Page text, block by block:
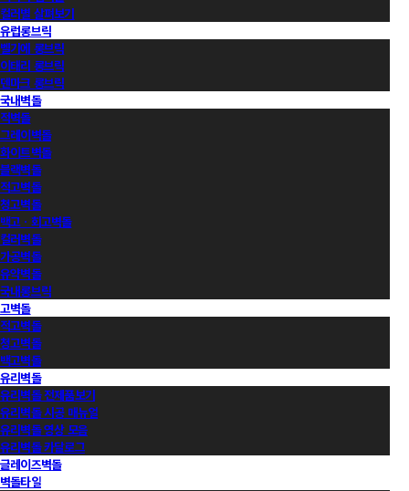
컬러별 살펴보기
유럽롱브릭
벨기에 롱브릭
이태리 롱브릭
덴마크 롱브릭
국내벽돌
적벽돌
그레이벽돌
화이트벽돌
블랙벽돌
적고벽돌
청고벽돌
백고ㆍ회고벽돌
컬러벽돌
가공벽돌
유약벽돌
국내롱브릭
고벽돌
적고벽돌
청고벽돌
백고벽돌
유리벽돌
유리벽돌 전제품보기
유리벽돌 시공 매뉴얼
유리벽돌 영상 모음
유리벽돌 카달로그
글레이즈벽돌
벽돌타일